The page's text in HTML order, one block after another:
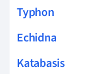
Typhon
Echidna
Katabasis